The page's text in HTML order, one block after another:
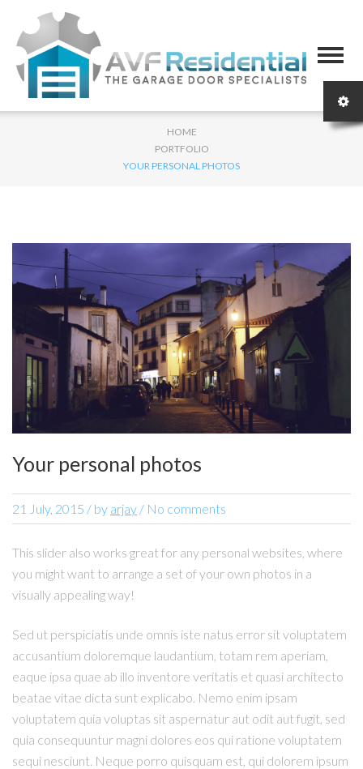
HOME
PORTFOLIO
YOUR PERSONAL PHOTOS
Your personal photos
21 July, 2015 / by arjay / No comments
This slider also works great for any personal websites, where
you might want to arrange a set of your own photos in a
visually appealing way!
Sed ut perspiciatis unde omnis iste natus error sit voluptatem
accusantium doloremque laudantium, totam rem aperiam,
eaque ipsa quae ab illo inventore veritatis et quasi architecto
beatae vitae dicta sunt explicabo. Nemo enim ipsam
voluptatem quia voluptas sit aspernatur aut odit aut fugit, sed
quia consequuntur magni dolores eos qui ratione voluptatem
sequi nesciunt. Neque porro quisquam est, qui dolorem ipsum